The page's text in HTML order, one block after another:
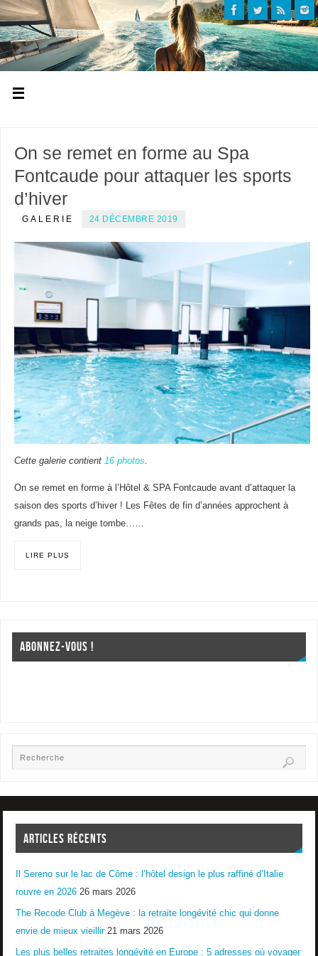
On se remet en forme au Spa
Fontcaude pour attaquer les sports
d’hiver
GALERIE 24 DÉCEMBRE 2019
Cette galerie contient 16 photos
On se remet en forme à l’Hôtel & SPA Fontcaude avant d’attaquer la
saison des sports d’hiver ! Les Fêtes de fin d’années approchent à
grands pas, la neige tombe……
LIRE PLUS
ABONNEZ-VOUS !
ARTICLES RÉCENTS
Il Sereno sur le lac de Côme : l’hôtel design le plus raffiné d’Italie
rouvre en 2026 26 mars 2026
The Recode Club à Megève : la retraite longévité chic qui donne
envie de mieux vieillir 21 mars 2026
Les plus belles retraites longévité en Europe : 5 adresses où voyager